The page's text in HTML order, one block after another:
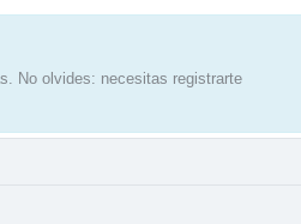
No olvides: necesitas registrarte